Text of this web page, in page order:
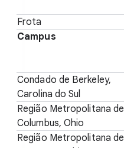
Frota
Campus
Condado de Berkeley,
Carolina do Sul
Região Metropolitana de
Columbus, Ohio
Região Metropolitana de